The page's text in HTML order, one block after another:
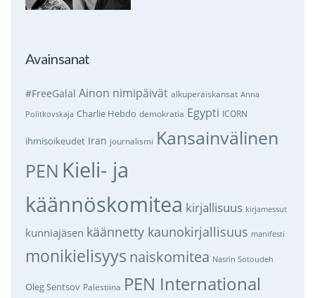
Avainsanat
#FreeGalal Ainon nimipäivät alkuperäiskansat Anna
Politkovskaja Charlie Hebdo demokratia Egypti ICORN
ihmisoikeudet Iran journalismi Kansainvälinen
PEN Kieli- ja
käännöskomitea kirjallisuus kirjamessut
kunniajäsen käännetty kaunokirjallisuus manifesti
monikielisyys naiskomitea Nasrin Sotoudeh
Oleg Sentsov Palestiina PEN International